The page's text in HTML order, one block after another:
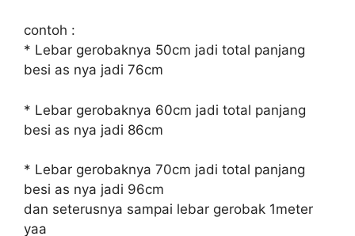
contoh :
* Lebar gerobaknya 50cm jadi total panjang
besi as nya jadi 76cm
* Lebar gerobaknya 60cm jadi total panjang
besi as nya jadi 86cm
* Lebar gerobaknya 70cm jadi total panjang
besi as nya jadi 96cm
dan seterusnya sampai lebar gerobak 1meter
yaa